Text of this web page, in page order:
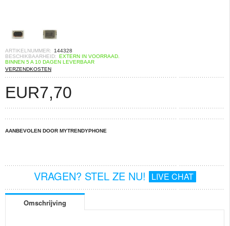
ARTIKELNUMMER:
144328
BESCHIKBAARHEID: EXTERN IN VOORRAAD.
BINNEN 5 A 10 DAGEN LEVERBAAR
VERZENDKOSTEN
EUR7,70
AANBEVOLEN DOOR MYTRENDYPHONE
VRAGEN? STEL ZE NU! LIVE CHAT
Omschrijving